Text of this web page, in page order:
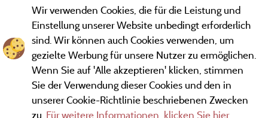
Wir verwenden Cookies, die für die Leistung und
Einstellung unserer Website unbedingt erforderlich
sind. Wir können auch Cookies verwenden, um
gezielte Werbung für unsere Nutzer zu ermöglichen.
Wenn Sie auf 'Alle akzeptieren' klicken, stimmen
Sie der Verwendung dieser Cookies und den in
unserer Cookie-Richtlinie beschriebenen Zwecken
zu. Für weitere Informationen, klicken Sie hier